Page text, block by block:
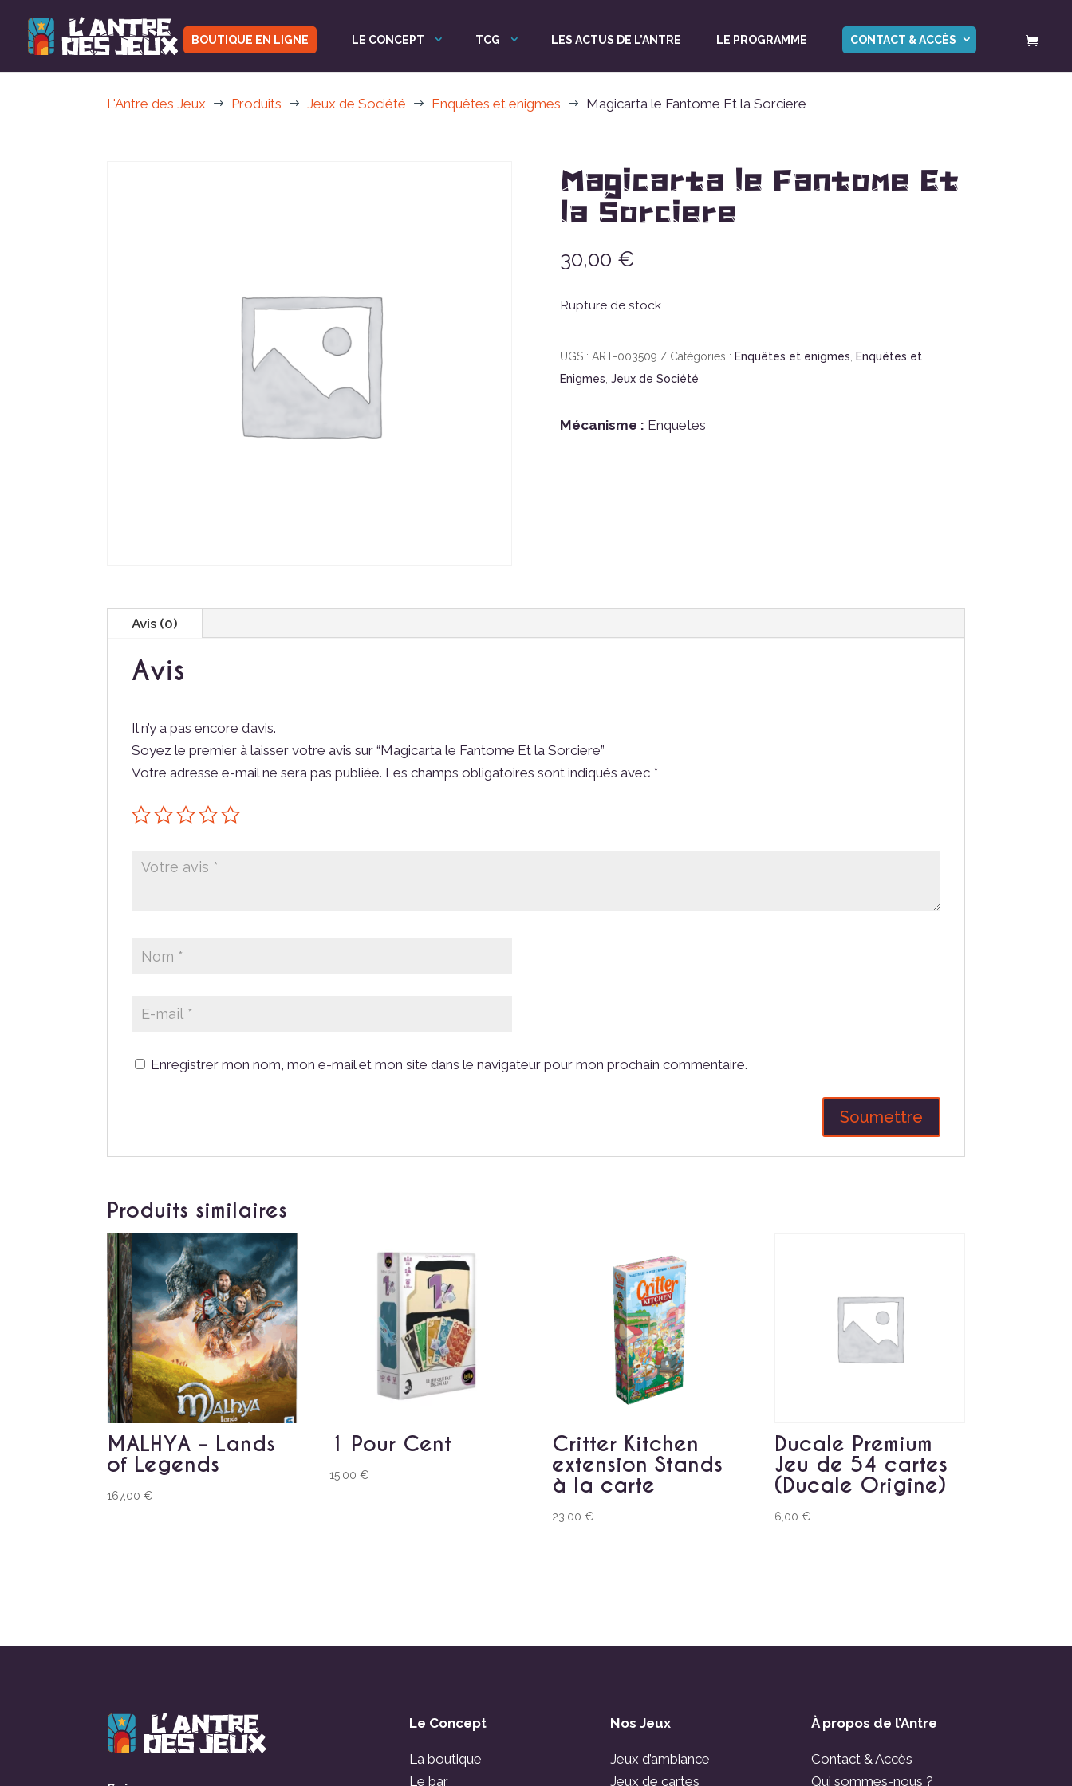
BOUTIQUE EN LIGNE LE CONCEPT TCG LES ACTUS DE L’ANTRE LE PROGRAMME CONTACT & ACCÈS
L'Antre des Jeux $ Produits $ Jeux de Société $ Enquêtes et enigmes $ Magicarta le Fantome Et la Sorciere
Magicarta le Fantome Et
la Sorciere
30,00 €
Rupture de stock
UGS : ART-003509 Catégories : Enquêtes et enigmes, Enquêtes et
Enigmes, Jeux de Société
Mécanisme : Enquetes
Avis (0)
Avis
Il n’y a pas encore d’avis.
Soyez le premier à laisser votre avis sur “Magicarta le Fantome Et la Sorciere”
Votre adresse e-mail ne sera pas publiée. Les champs obligatoires sont indiqués avec *
Enregistrer mon nom, mon e-mail et mon site dans le navigateur pour mon prochain commentaire.
Produits similaires
MALHYA – Lands
of Legends
167,00€
1 Pour Cent
15,00€
Critter Kitchen
extension Stands
à la carte
23,00€
Ducale Premium
Jeu de 54 cartes
(Ducale Origine)
6,00€
Le Concept
La boutique
Le bar
Nos Jeux
Jeux d’ambiance
Jeux de cartes
À propos de l’Antre
Contact & Accès
Qui sommes-nous ?